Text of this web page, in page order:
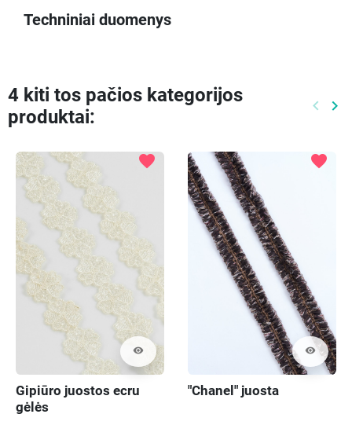
Techniniai duomenys
4 kiti tos pačios kategorijos
produktai:
keyboard_arrow_left keyboard_arrow_right
visibility
favorite
Gipiūro juostos ecru
gėlės
visibility
favorite
"Chanel" juosta